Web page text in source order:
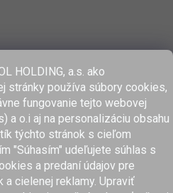
HOLDING, a.s. ako
stránky používa súbory cookies,
fungovanie tejto webovej
a o.i aj na personalizáciu obsahu
týchto stránok s cieľom
"Súhasím" udeľujete súhlas s
a predaní údajov pre
cielenej reklamy. Upraviť